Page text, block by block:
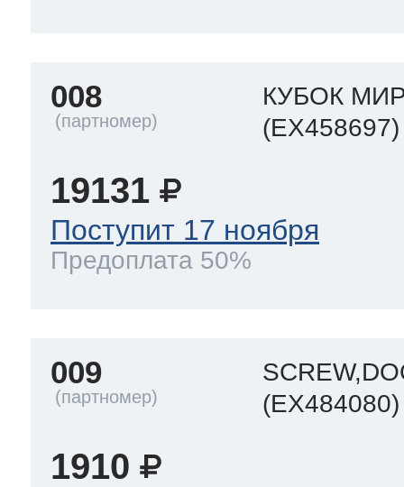
008
КУБОК
(EX458697)
19131
Поступит 17 ноября
Предоплата 50%
009
(EX484080)
1910